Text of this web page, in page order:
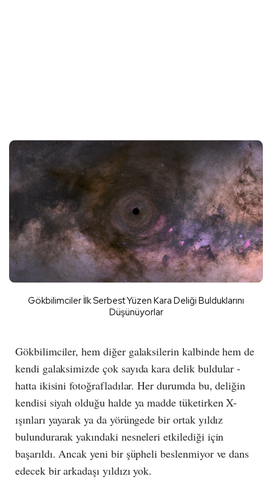
Gökbilimciler İlk Serbest Yüzen Kara Deliği Bulduklarını
Düşünüyorlar
Gökbilimciler, hem diğer galaksilerin kalbinde hem de
kendi galaksimizde çok sayıda kara delik buldular -
hatta ikisini fotoğrafladılar. Her durumda bu, deliğin
kendisi siyah olduğu halde ya madde tüketirken X-
ışınları yayarak ya da yörüngede bir ortak yıldız
bulundurarak yakındaki nesneleri etkilediği için
başarıldı. Ancak yeni bir şüpheli beslenmiyor ve dans
edecek bir arkadaşı yıldızı yok.